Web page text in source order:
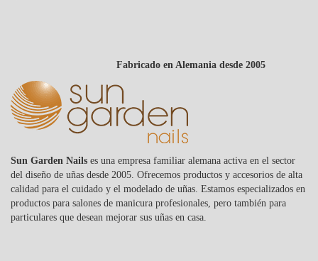
Fabricado en Alemania desde 2005
Sun Garden Nails es una empresa familiar alemana activa en el sector
del diseño de uñas desde 2005. Ofrecemos productos y accesorios de alta
calidad para el cuidado y el modelado de uñas. Estamos especializados en
productos para salones de manicura profesionales, pero también para
particulares que desean mejorar sus uñas en casa.